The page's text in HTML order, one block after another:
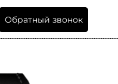
Обратный звонок